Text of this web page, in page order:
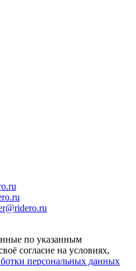
по указанным
согласие на условиях,
персональных данных